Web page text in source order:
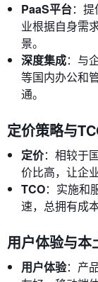
PaaS平台：
业根据自身需
景。
深度集成：与
等国内办公和
通。
定价策略与
定价：相较于
价比高，让企
TCO：实施和
速，总拥有成
用户体验与本
用户体验：产